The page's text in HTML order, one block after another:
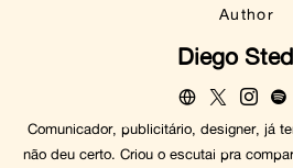
Author
Diego
Comunicador, publicitário, designer, já
não deu certo. Criou o escutai pra